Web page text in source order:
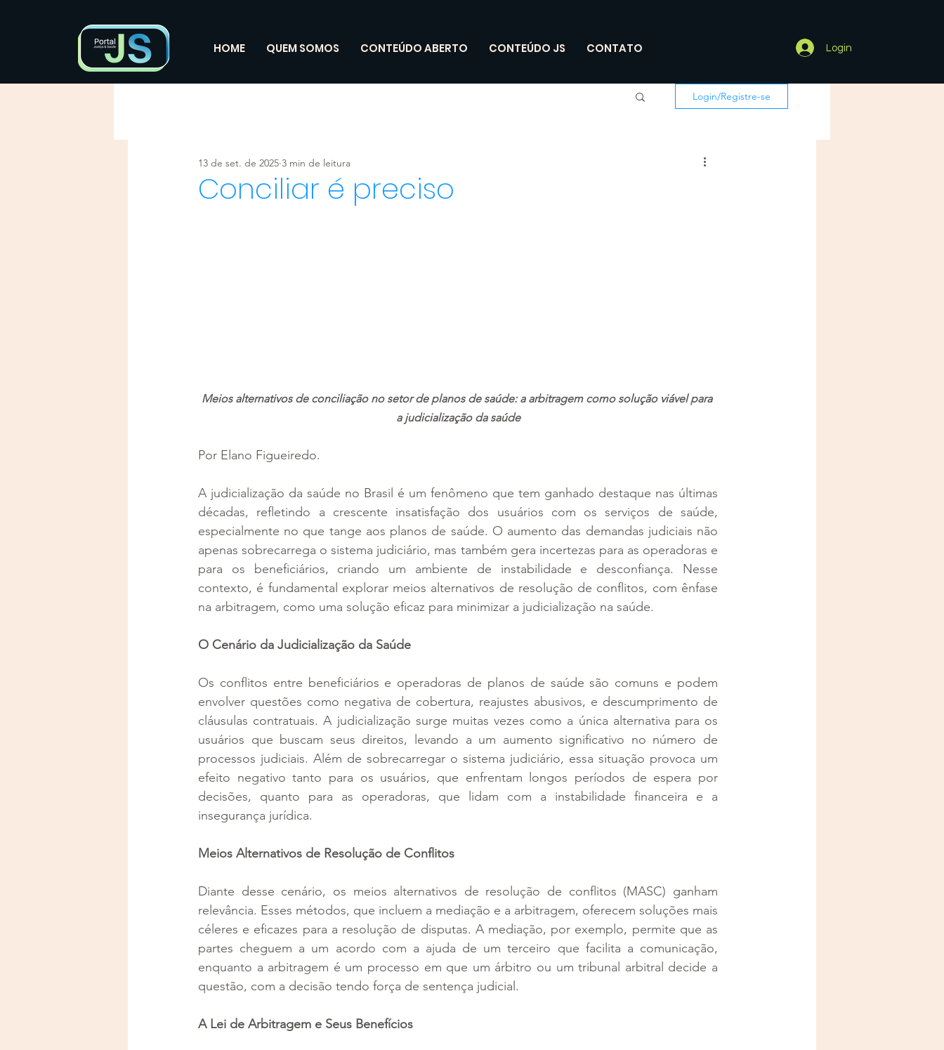
HOME QUEM SOMOS CONTEÚDO ABERTO CONTEÚDO JS CONTATO Login
Login/Registre-se
Conciliar é preciso
13 de set. de 2025 3 min de leitura
Meios alternativos de conciliação no setor de planos de saúde: a arbitragem como solução viável para
a judicialização da saúde
Por Elano Figueiredo.
A judicialização da saúde no Brasil é um fenômeno que tem ganhado destaque nas últimas
décadas, refletindo a crescente insatisfação dos usuários com os serviços de saúde,
especialmente no que tange aos planos de saúde. O aumento das demandas judiciais não
apenas sobrecarrega o sistema judiciário, mas também gera incertezas para as operadoras e
para os beneficiários, criando um ambiente de instabilidade e desconfiança. Nesse
contexto, é fundamental explorar meios alternativos de resolução de conflitos, com ênfase
na arbitragem, como uma solução eficaz para minimizar a judicialização na saúde.
O Cenário da Judicialização da Saúde
Os conflitos entre beneficiários e operadoras de planos de saúde são comuns e podem
envolver questões como negativa de cobertura, reajustes abusivos, e descumprimento de
cláusulas contratuais. A judicialização surge muitas vezes como a única alternativa para os
usuários que buscam seus direitos, levando a um aumento significativo no número de
processos judiciais. Além de sobrecarregar o sistema judiciário, essa situação provoca um
efeito negativo tanto para os usuários, que enfrentam longos períodos de espera por
decisões, quanto para as operadoras, que lidam com a instabilidade financeira e a
insegurança jurídica.
Meios Alternativos de Resolução de Conflitos
Diante desse cenário, os meios alternativos de resolução de conflitos (MASC) ganham
relevância. Esses métodos, que incluem a mediação e a arbitragem, oferecem soluções mais
céleres e eficazes para a resolução de disputas. A mediação, por exemplo, permite que as
partes cheguem a um acordo com a ajuda de um terceiro que facilita a comunicação,
enquanto a arbitragem é um processo em que um árbitro ou um tribunal arbitral decide a
questão, com a decisão tendo força de sentença judicial.
A Lei de Arbitragem e Seus Benefícios